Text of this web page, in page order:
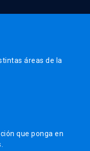
áreas de la
que ponga en